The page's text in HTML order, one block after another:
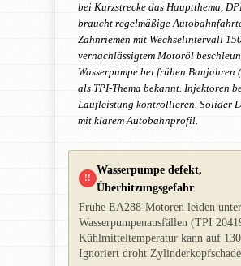
bei Kurzstrecke das Hauptthema,
braucht regelmäßige
Zahnriemen mit Wechselintervall
vernachlässigtem Motoröl
Wasserpumpe bei frühen Baujahren
als TPI-Thema bekannt. Injektoren
Laufleistung kontrollieren. Solider
mit klarem Autobahnprofil.
!!
Wasserpumpe defekt,
Überhitzungsgefahr
Frühe EA288-Motoren leiden unter
Wasserpumpenausfällen (TPI
Kühlmitteltemperatur kann auf 130
Ignoriert droht